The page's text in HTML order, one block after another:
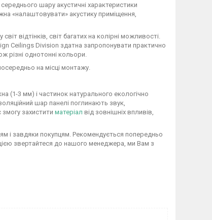
шару акустичні характеристики
«налаштовувати» акустику приміщення,
відтінків, світ багатих на колірні можливості.
Ceilings Division здатна запропонувати практично
різні однотонні кольори.
на місці монтажу.
(1-3 мм) і частинок натурального екологічно
шар панелі поглинають звук,
захистити матеріал від зовнішніх впливів,
і завдяки покупцям. Рекомендується попередньо
звертайтеся до нашого менеджера, ми Вам з